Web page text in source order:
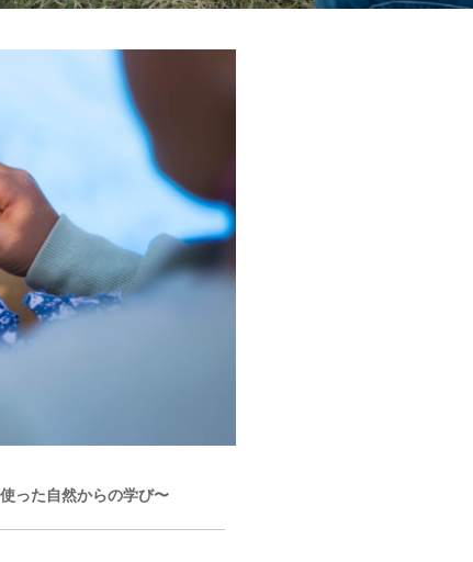
った自然からの学び〜